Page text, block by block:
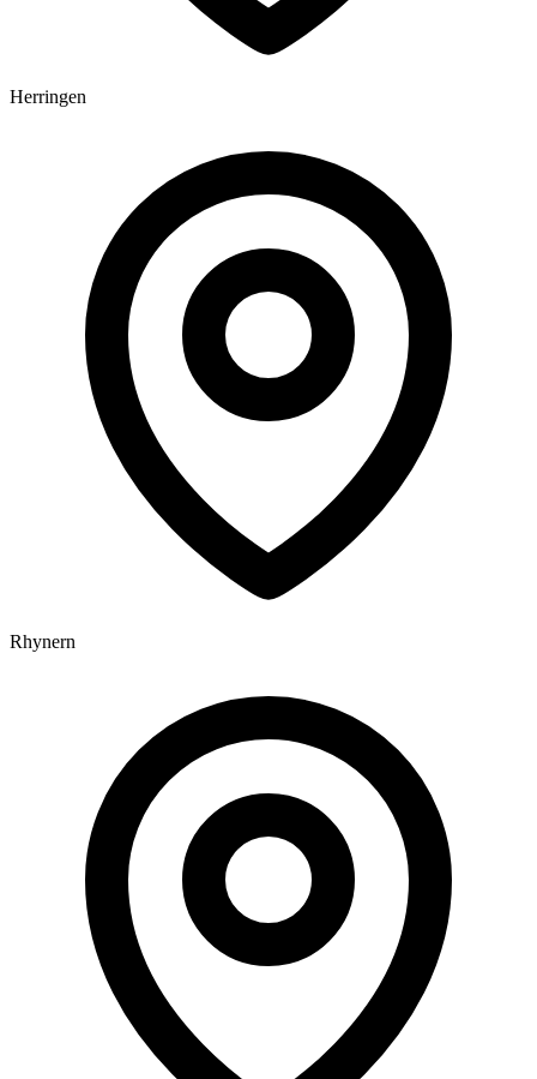
Herringen
Rhynern